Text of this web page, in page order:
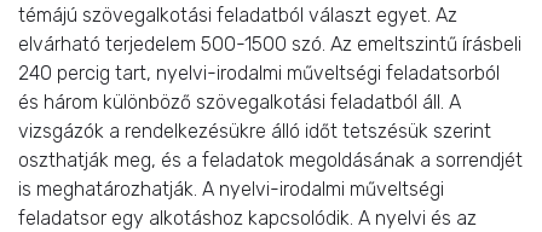
témájú szövegalkotási feladatból választ egyet. Az
elvárható terjedelem 500-1500 szó. Az emeltszintű írásbeli
240 percig tart, nyelvi-irodalmi műveltségi feladatsorból
és három különböző szövegalkotási feladatból áll. A
vizsgázók a rendelkezésükre álló időt tetszésük szerint
oszthatják meg, és a feladatok megoldásának a sorrendjét
is meghatározhatják. A nyelvi-irodalmi műveltségi
feladatsor egy alkotáshoz kapcsolódik. A nyelvi és az